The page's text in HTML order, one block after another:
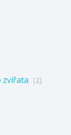
zvířata (2)